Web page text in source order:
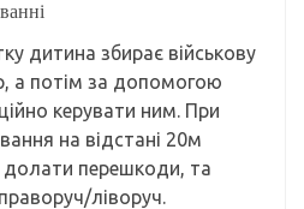
дитина збирає військову
а потім за допомогою
керувати ним. При
на відстані 20м
перешкоди, та
ліворуч.